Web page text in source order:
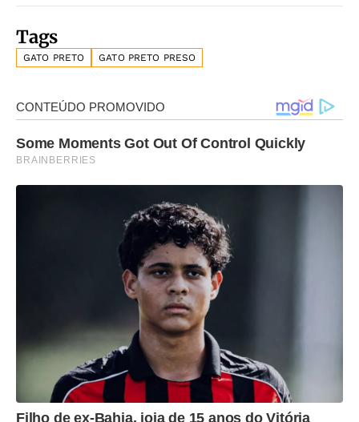
Tags
GATO PRETO GATO PRETO PRESO